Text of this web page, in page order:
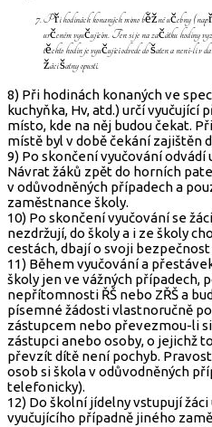
Při hodinách konaných mimo běžné učebny
určeném vyučujícím. Ten si je na začátku hodiny
těchto hodin je vyučující odvede do šaten a není-li
žáci šatny opustí.
8) Při hodinách konaných ve
kuchyňka, Hv, atd.) určí
místo, kde na něj budou čekat.
místě byl v době čekání zajištěn
9) Po skončení vyučování odvádí
Návrat žáků zpět do horních
v odůvodněných případech a
zaměstnance školy.
10) Po skončení vyučování se
nezdržují, do školy a i ze školy
cestách, dbají o svoji bezpečnost
11) Během vyučování a
školy jen ve vážných případech,
nepřítomnosti ŘŠ nebo ZŘŠ a
písemné žádosti vlastnoručně
zástupcem nebo převezmou-li
zástupci anebo osoby, o jejichž
převzít dítě není pochyb.
osob si škola v odůvodněných
telefonicky).
12) Do školní jídelny vstupují
vyučujícího případně jiného